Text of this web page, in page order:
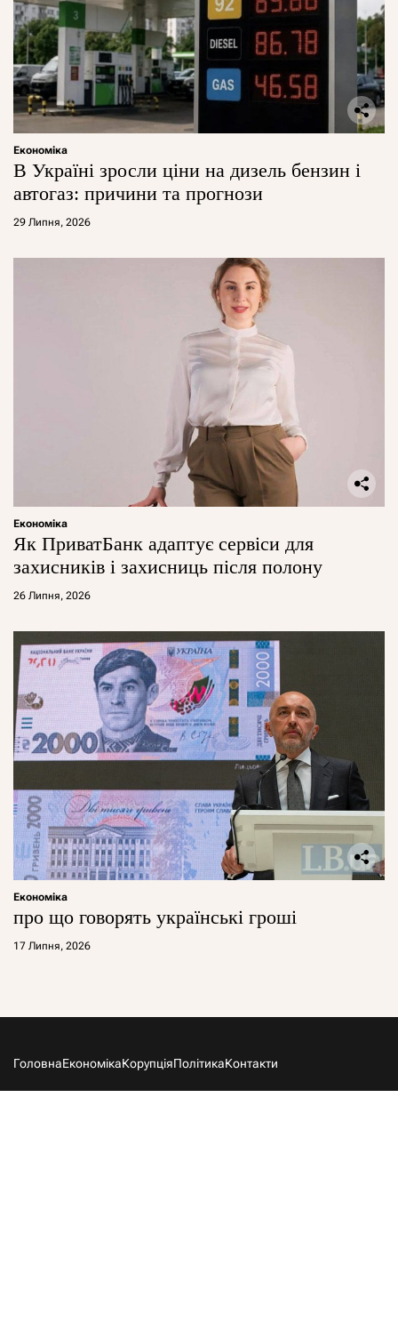
Економіка
В Україні зросли ціни на дизель бензин і
автогаз: причини та прогнози
29 Липня, 2026
Економіка
Як ПриватБанк адаптує сервіси для
захисників і захисниць після полону
26 Липня, 2026
Економіка
про що говорять українські гроші
17 Липня, 2026
ГоловнаЕкономікаКорупціяПолітикаКонтакти